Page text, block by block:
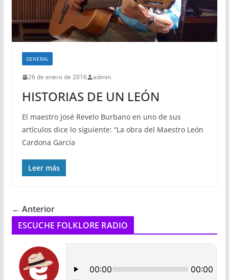
GENERAL
26 de enero de 2016 admin
HISTORIAS DE UN LEÓN
El maestro José Revelo Burbano en uno de sus
artículos dice lo siguiente: “La obra del Maestro León
Cardona García
Leer más
← Anterior
ESCUCHE FOLKLORE RADIO